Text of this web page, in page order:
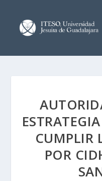
CUMPLIR
POR